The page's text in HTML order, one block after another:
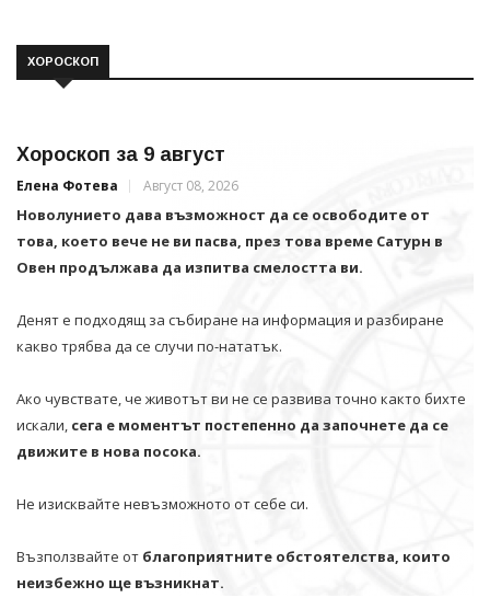
ХОРОСКОП
Хороскоп за 9 август
Елена Фотева Август 08, 2026
Новолунието дава възможност да се освободите от
това, което вече не ви пасва, през това време Сатурн в
Овен продължава да изпитва смелостта ви.
Денят е подходящ за събиране на информация и разбиране
какво трябва да се случи по-нататък.
Ако чувствате, че животът ви не се развива точно както бихте
искали, сега е моментът постепенно да започнете да се
движите в нова посока.
Не изисквайте невъзможното от себе си.
Възползвайте от благоприятните обстоятелства, които
неизбежно ще възникнат.